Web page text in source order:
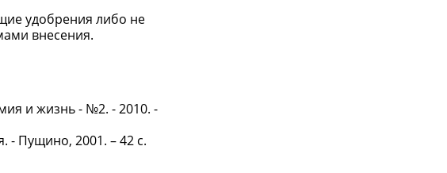
удобрения либо не
внесения.
и жизнь - №2. - 2010. -
- Пущино, 2001. – 42 с.